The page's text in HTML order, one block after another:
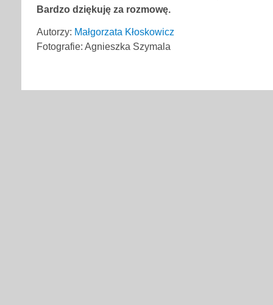
Bardzo dziękuję za rozmowę.
Autorzy: Małgorzata Kłoskowicz
Fotografie: Agnieszka Szymala